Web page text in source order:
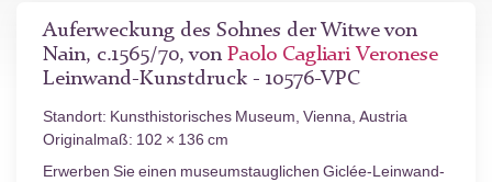
Auferweckung des Sohnes der Witwe von
Nain, c.1565/70, von Paolo Cagliari Veronese
Leinwand-Kunstdruck - 10576-VPC
Standort: Kunsthistorisches Museum, Vienna, Austria
Originalmaß: 102 × 136 cm
Erwerben Sie einen museumstauglichen Giclée-Leinwand-